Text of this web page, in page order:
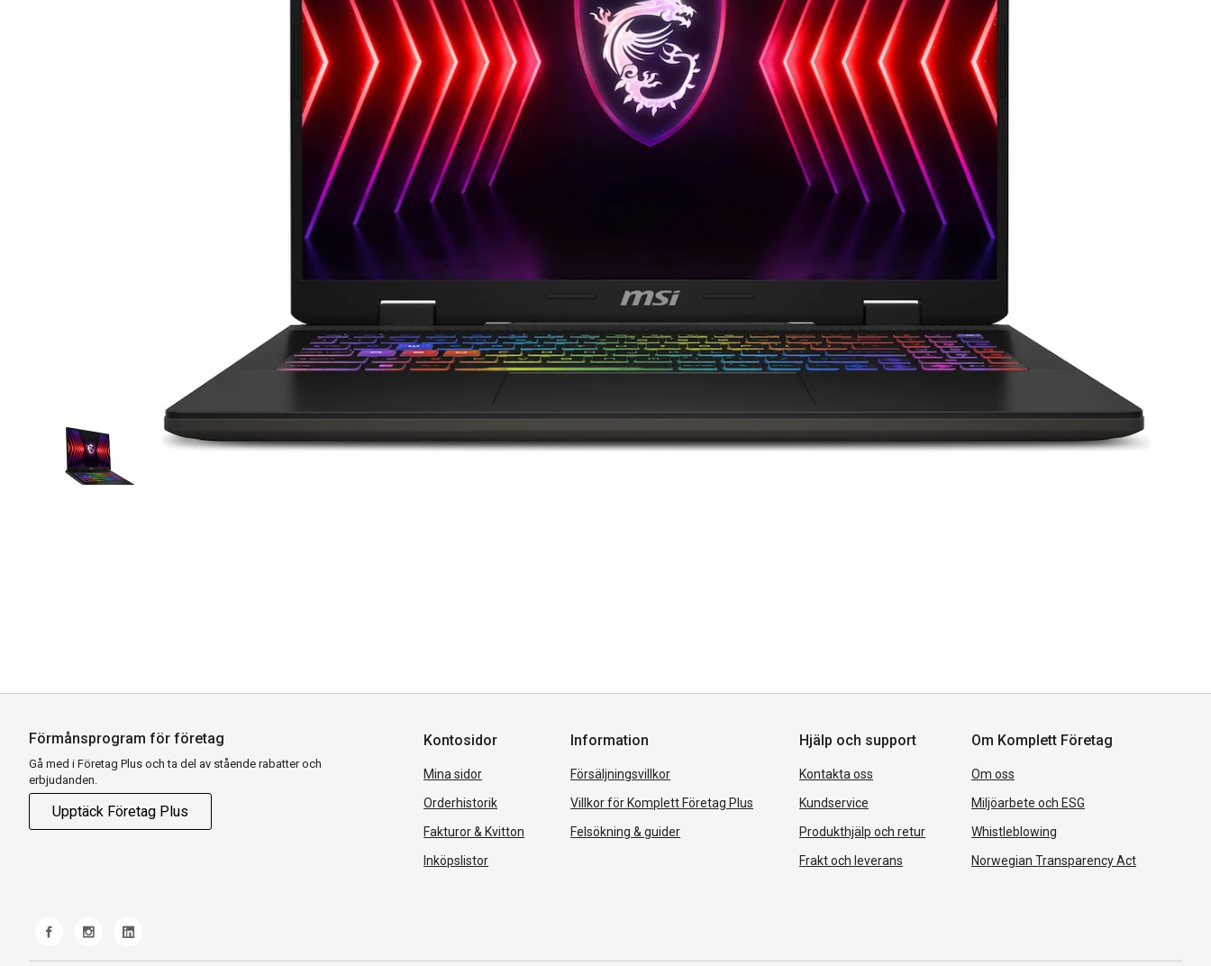
Förmånsprogram för företag
Gå med i Företag Plus och ta del av stående rabatter och
erbjudanden.
Upptäck Företag Plus
Kontosidor
Mina sidor
Orderhistorik
Fakturor & Kvitton
Inköpslistor
Information
Försäljningsvillkor
Villkor för Komplett Företag Plus
Felsökning & guider
Hjälp och support
Kontakta oss
Kundservice
Produkthjälp och retur
Frakt och leverans
Om Komplett Företag
Om oss
Miljöarbete och ESG
Whistleblowing
Norwegian Transparency Act